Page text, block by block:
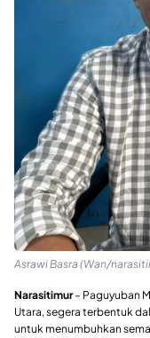
Asrawi Basra (Wan/
Narasitimur– Paguyuban
Utara, segera terbentuk
untuk menumbuhkan